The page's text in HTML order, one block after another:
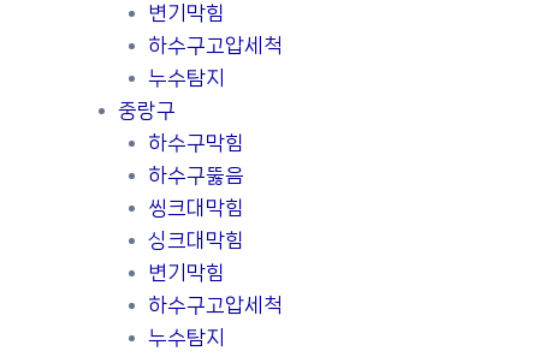
변기막힘
하수구고압세척
누수탐지
중랑구
하수구막힘
하수구뚫음
씽크대막힘
싱크대막힘
변기막힘
하수구고압세척
누수탐지